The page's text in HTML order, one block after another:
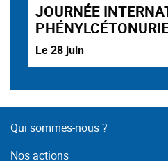
JOURNÉE
Le 28 juin
Qui sommes-nous ?
Nos actions